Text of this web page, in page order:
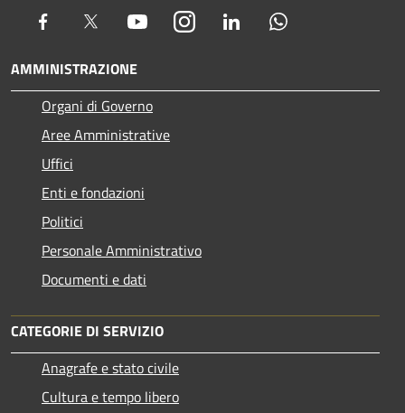
Facebook Twitter YoutubeInstagram LinkedIn
AMMINISTRAZIONE
Organi di Governo
Aree Amministrative
Uffici
Enti e fondazioni
Politici
Personale Amministrativo
Documenti e dati
CATEGORIE DI SERVIZIO
Anagrafe e stato civile
Cultura e tempo libero